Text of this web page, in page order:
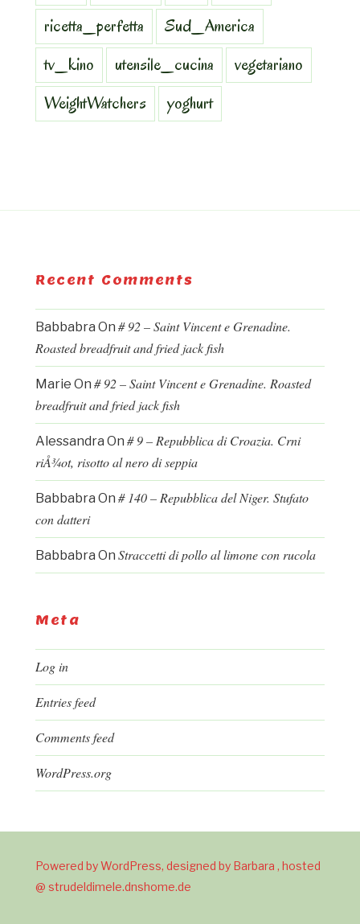
ricetta_perfetta
Sud_America
tv_kino
utensile_cucina
vegetariano
WeightWatchers
yoghurt
Recent Comments
Babbabra On # 92 – Saint Vincent e Grenadine.
Roasted breadfruit and fried jack fish
Marie On # 92 – Saint Vincent e Grenadine. Roasted
breadfruit and fried jack fish
Alessandra On # 9 – Repubblica di Croazia. Crni
riÅ¾ot, risotto al nero di seppia
Babbabra On # 140 – Repubblica del Niger. Stufato
con datteri
Babbabra On Straccetti di pollo al limone con rucola
Meta
Log in
Entries feed
Comments feed
WordPress.org
Powered by WordPress, designed by Barbara , hosted
@ strudeldimele.dnshome.de